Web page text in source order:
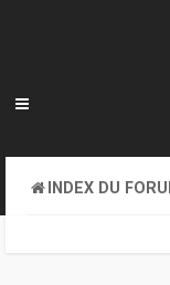
INDEX DU